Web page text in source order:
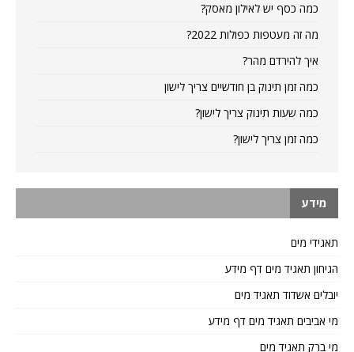
כמה כסף יש לאילון מאסק?
מה זה מעטפות כפולות 2022?
איך להירדם מהר?
כמה זמן תינוק בן חודשיים צריך לישון
כמה שעות תינוק צריך לישון?
כמה זמן צריך לישון?
מידע
תאגידי מים
הגיחון תאגיד מים דף מידע
יובלים אשדוד תאגיד מים
מי אביבים תאגיד מים דף מידע
מי ברק תאגיד מים